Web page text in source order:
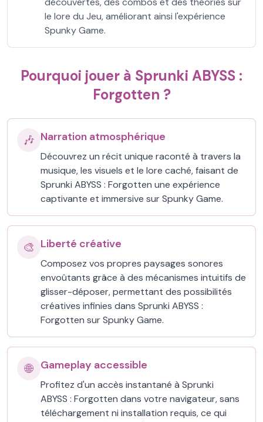
le lore du Jeu, améliorant ainsi l'expérience
Spunky Game.
Pourquoi jouer à Sprunki ABYSS :
Forgotten ?
🎶 Narration atmosphérique
Découvrez un récit unique raconté à travers la
musique, les visuels et le lore caché, faisant de
Sprunki ABYSS : Forgotten une expérience
captivante et immersive sur Spunky Game.
🎨 Liberté créative
Composez vos propres paysages sonores
envoûtants grâce à des mécanismes intuitifs de
glisser-déposer, permettant des possibilités
créatives infinies dans Sprunki ABYSS :
Forgotten sur Spunky Game.
🌐 Gameplay accessible
Profitez d'un accès instantané à Sprunki
ABYSS : Forgotten dans votre navigateur, sans
téléchargement ni installation requis, ce qui